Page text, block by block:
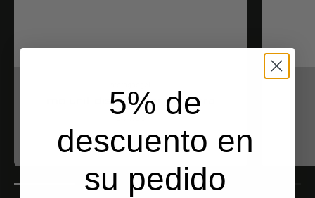
mo.unit distribuidor de tierra
Angebot
$44.00
5% de
descuento en
su pedido